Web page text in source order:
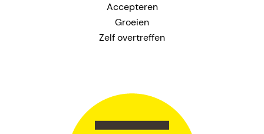
Accepteren
Groeien
Zelf overtreffen